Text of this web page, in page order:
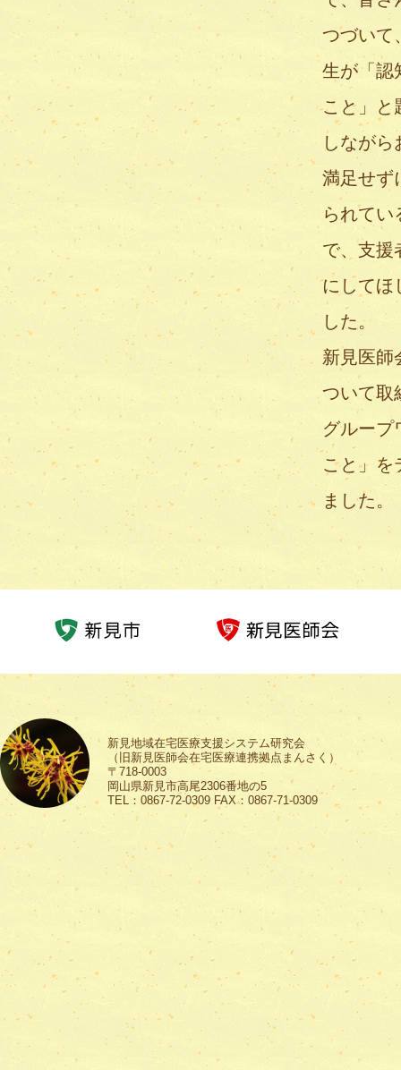
つづいて
生が「認
こと」と
しなが
満足せず
られて
で、支援
にしてほ
した。
新見医師
ついて取
グループ
こと」を
ました。
新見地域在宅医療支援システム研究会
（旧新見医師会在宅医療連携拠点まんさく）
〒718-0003
岡山県新見市高尾2306番地の5
TEL：0867-72-0309 FAX：0867-71-0309